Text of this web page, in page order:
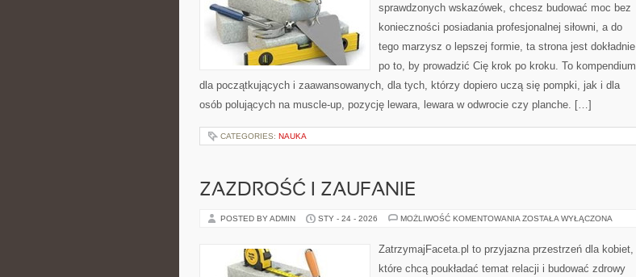
sprawdzonych wskazówek, chcesz budować moc bez
konieczności posiadania profesjonalnej siłowni, a do
tego marzysz o lepszej formie, ta strona jest dokładnie
po to, by prowadzić Cię krok po kroku. To kompendium
dla początkujących i zaawansowanych, dla tych, którzy dopiero uczą się pompki, jak i dla
osób polujących na muscle-up, pozycję lewara, lewara w odwrocie czy planche. […]
CATEGORIES: NAUKA
ZAZDROŚĆ I ZAUFANIE
POSTED BY ADMIN STY - 24 - 2026 MOŻLIWOŚĆ KOMENTOWANIA ZAZDROŚĆ
ZOSTAŁA WYŁĄCZONA
ZatrzymajFaceta.pl to przyjazna przestrzeń dla kobiet,
które chcą poukładać temat relacji i budować zdrowy